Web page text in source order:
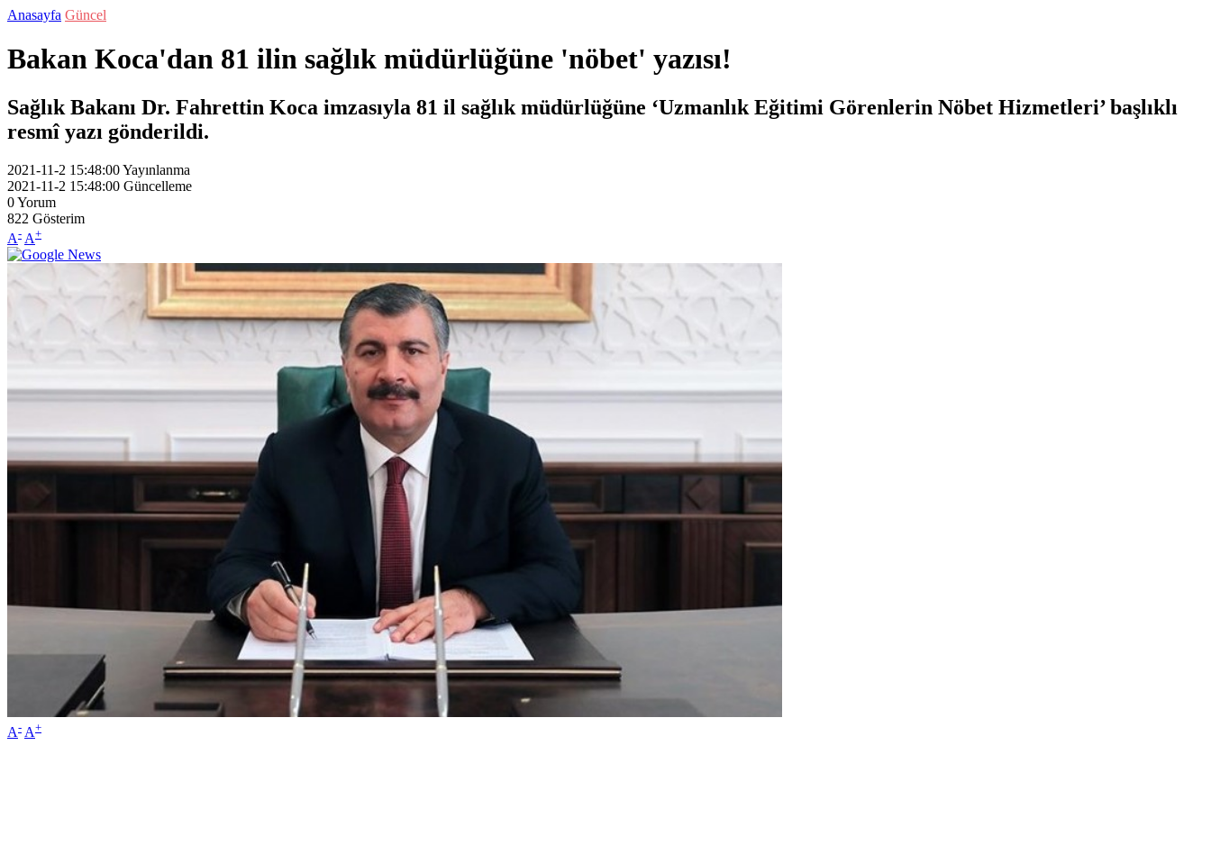
Anasayfa Güncel
Bakan Koca'dan 81 ilin sağlık müdürlüğüne 'nöbet' yazısı!
Sağlık Bakanı Dr. Fahrettin Koca imzasıyla 81 il sağlık müdürlüğüne ‘Uzmanlık Eğitimi Görenlerin Nöbet Hizmetleri’ başlıklı
resmî yazı gönderildi.
2021-11-2 15:48:00Yayınlanma
2021-11-2 15:48:00 Güncelleme
0Yorum
822 Gösterim
A- A+
A- A+